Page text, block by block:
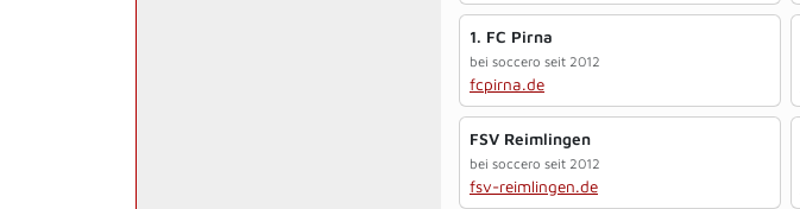
1. FC Pirna
bei soccero seit 2012
fcpirna.de
FSV Reimlingen
bei soccero seit 2012
fsv-reimlingen.de